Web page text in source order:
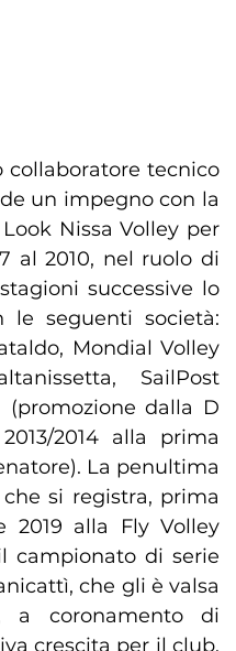
collaboratore tecnico
un impegno con la
Nissa Volley per
al 2010, nel ruolo di
successive lo
le seguenti società:
Mondial Volley
SailPost
(promozione dalla D
2014 alla prima
La penultima
si registra, prima
2019 alla Fly Volley
campionato di serie
che gli è valsa
a coronamento di
crescita per il club.